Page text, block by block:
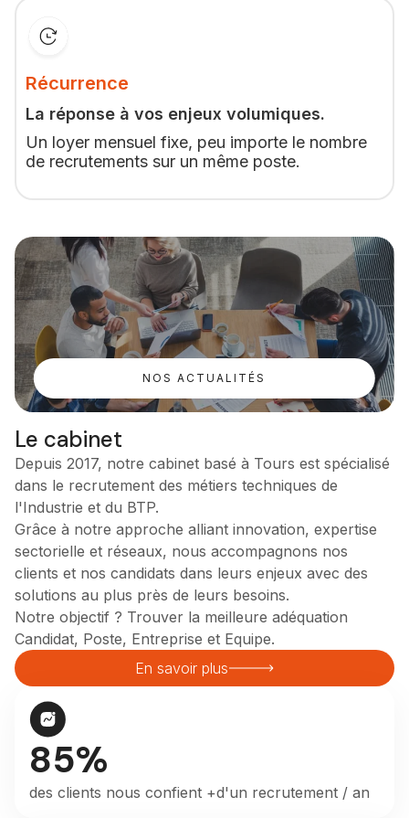
Récurrence
La réponse à vos enjeux volumiques.
Un loyer mensuel fixe, peu importe le nombre
de recrutements sur un même poste.
NOS ACTUALITÉS
Le cabinet
Depuis 2017, notre cabinet basé à Tours est spécialisé
dans le recrutement des métiers techniques de
l'Industrie et du BTP.
Grâce à notre approche alliant innovation, expertise
sectorielle et réseaux, nous accompagnons nos
clients et nos candidats dans leurs enjeux avec des
solutions au plus près de leurs besoins.
Notre objectif ? Trouver la meilleure adéquation
Candidat, Poste, Entreprise et Equipe.
En savoir plus
85%
des clients nous confient +d'un recrutement / an